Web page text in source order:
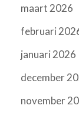
maart 2026
februari
januari 2026
december
november